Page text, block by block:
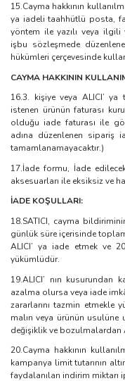
15.Cayma hakkının
ya iadeli taahhütlü posta,
yöntem ile yazılı veya
işbu sözleşmede
hükümleri çerçevesinde
CAYMA HAKKININ
16.3. kişiye veya ALICI’
istenen ürünün faturası
olduğu iade faturası ile
adına düzenlenen sipariş
tamamlanamayacaktır.)
17.İade formu, İade
aksesuarları ile eksiksiz ve
İADE KOŞULLARI:
18.SATICI, cayma
günlük süre içerisinde
ALICI’ ya iade etmek ve
yükümlüdür.
19.ALICI’ nın kusurundan
azalma olursa veya iade
zararlarını tazmin etmekle
malın veya ürünün usulüne
değişiklik ve bozulmalardan
20.Cayma hakkının
kampanya limit tutarının
faydalanılan indirim miktarı